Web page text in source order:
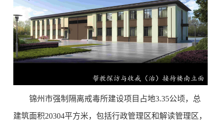
锦州市强制隔离戒毒所建设项目占地3.35公顷，总
建筑面积20304平方米，包括行政管理区和解读管理区，